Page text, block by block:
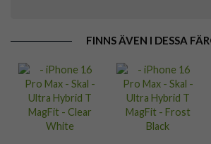
FINNS ÄVEN I DESSA